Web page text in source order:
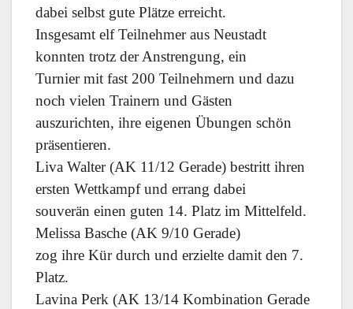
dabei selbst gute Plätze erreicht.
Insgesamt elf Teilnehmer aus Neustadt
konnten trotz der Anstrengung, ein
Turnier mit fast 200 Teilnehmern und dazu
noch vielen Trainern und Gästen
auszurichten, ihre eigenen Übungen schön
präsentieren.
Liva Walter (AK 11/12 Gerade) bestritt ihren
ersten Wettkampf und errang dabei
souverän einen guten 14. Platz im Mittelfeld.
Melissa Basche (AK 9/10 Gerade)
zog ihre Kür durch und erzielte damit den 7.
Platz.
Lavina Perk (AK 13/14 Kombination Gerade